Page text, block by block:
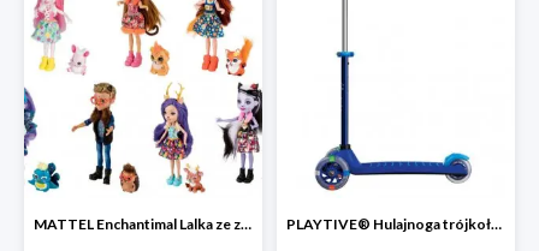
MATTEL Enchantimal Lalka ze zwierzątkiem PLAYTIVE® Hulajnoga trójkołowa Tri Scooter z diodami LED